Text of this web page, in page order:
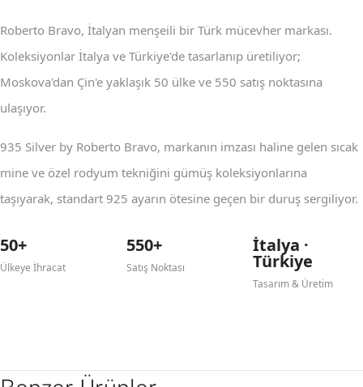
Roberto Bravo, İtalyan menşeili bir Türk mücevher markası.
Koleksiyonlar İtalya ve Türkiye'de tasarlanıp üretiliyor;
Moskova'dan Çin'e yaklaşık 50 ülke ve 550 satış noktasına
ulaşıyor.
935 Silver by Roberto Bravo, markanın imzası haline gelen sıcak
mine ve özel rodyum tekniğini gümüş koleksiyonlarına
taşıyarak, standart 925 ayarın ötesine geçen bir duruş sergiliyor.
50+
Ülkeye İhracat
550+
Satış Noktası
İtalya ·
Türkiye
Tasarım & Üretim